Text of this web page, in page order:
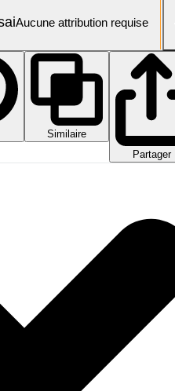
Aucune attribution requise
Similaire
Partager